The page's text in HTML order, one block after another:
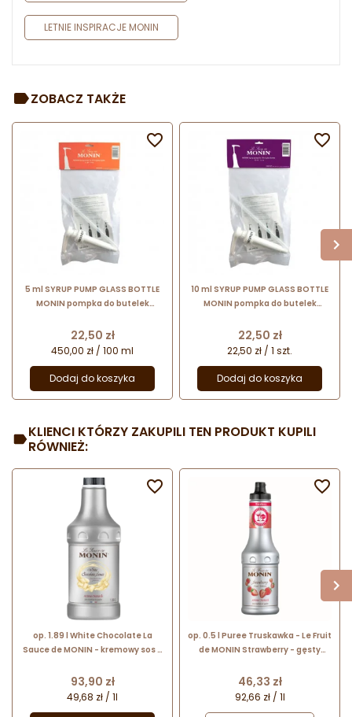
LETNIE INSPIRACJE MONIN
ZOBACZ TAKŻE
5 ml SYRUP PUMP GLASS BOTTLE
MONIN pompka do butelek
Cena
22,50 zł
450,00 zł / 100 ml
Dodaj do koszyka

10 ml SYRUP PUMP GLASS BOTTLE
MONIN pompka do butelek
Cena
22,50 zł
22,50 zł / 1 szt.
Dodaj do koszyka

KLIENCI KTÓRZY ZAKUPILI TEN PRODUKT KUPILI
RÓWNIEŻ:
op. 1.89 l White Chocolate La
Sauce de MONIN - kremowy sos o
Cena
93,90 zł
49,68 zł / 1l

op. 0.5 l Puree Truskawka - Le Fruit
de MONIN Strawberry - gęsty
deserów
Cena
46,33 zł
92,66 zł / 1l
